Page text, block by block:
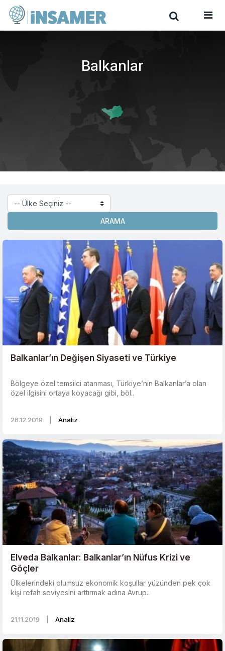
Balkanlar
ARAMA
Balkanlar’ın Değişen Siyaseti ve Türkiye
Bölgeye özel temsilci atanması, Türkiye’nin Balkanlar’a olan
özel ilgisini ortaya koyacağı gibi, böl..
26.12.2019 Analiz
Elveda Balkanlar: Balkanlar’ın Nüfus Krizi ve
Göçler
Ülkelerindeki olumsuz ekonomik koşullar yüzünden pek çok
kişi refah seviyesini arttırmak adına Avrup..
21.11.2019 Analiz